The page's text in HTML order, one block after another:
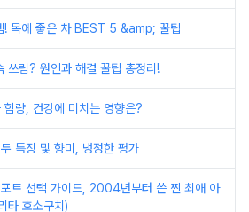
! 목에 좋은 차 BEST 5 &amp; 꿀팁
쓰림? 원인과 해결 꿀팁 총정리!
함량, 건강에 미치는 영향은?
특징 및 향미, 냉정한 평가
트 선택 가이드, 2004년부터 쓴 찐 최애 아
타 호소구치)